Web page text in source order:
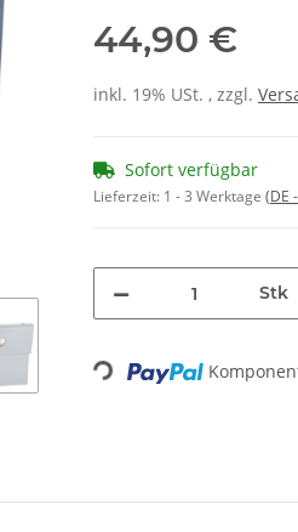
44,90 €
inkl. 19% USt. , zzgl.
Sofort verfügbar
Lieferzeit: 1 - 3 Werktage (DE
Stk
Loading...